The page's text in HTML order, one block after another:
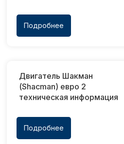
Подробнее
Двигатель Шакман
(Shacman) евро 2
техническая информация
Подробнее